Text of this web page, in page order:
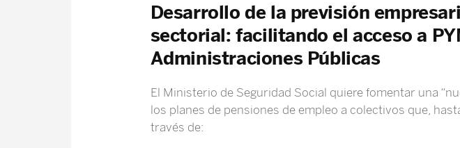
Desarrollo de la previsión
sectorial: facilitando el acceso a
Administraciones Públicas
El Ministerio de Seguridad Social quiere fomentar una
los planes de pensiones de empleo a colectivos que,
través de: